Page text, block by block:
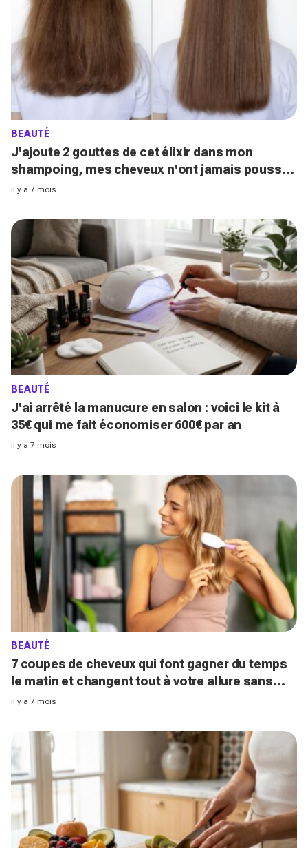
BEAUTÉ
J'ajoute 2 gouttes de cet élixir dans mon
shampoing, mes cheveux n'ont jamais poussé
aussi vite
il y a 7 mois
BEAUTÉ
J'ai arrêté la manucure en salon : voici le kit à
35€ qui me fait économiser 600€ par an
il y a 7 mois
BEAUTÉ
7 coupes de cheveux qui font gagner du temps
le matin et changent tout à votre allure sans
brushing en 2026
il y a 7 mois